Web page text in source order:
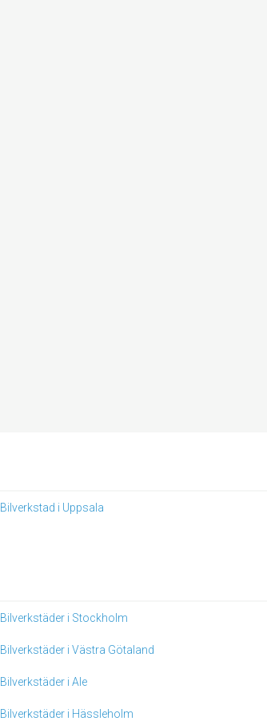
Bilverkstad i Uppsala
Bilverkstäder i Stockholm
Bilverkstäder i Västra Götaland
Bilverkstäder i Ale
Bilverkstäder i Hässleholm